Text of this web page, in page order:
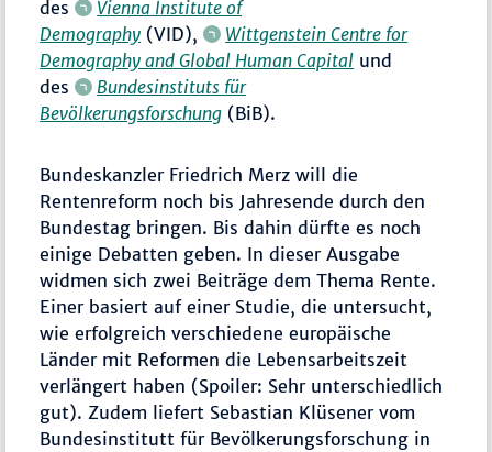
des
Vienna Institute of
Demography (VID),
Wittgenstein Centre for
Demography and Global Human Capital und
des
Bundesinstituts für
Bevölkerungsforschung (BiB).
Bundeskanzler Friedrich Merz will die
Rentenreform noch bis Jahresende durch den
Bundestag bringen. Bis dahin dürfte es noch
einige Debatten geben. In dieser Ausgabe
widmen sich zwei Beiträge dem Thema Rente.
Einer basiert auf einer Studie, die untersucht,
wie erfolgreich verschiedene europäische
Länder mit Reformen die Lebensarbeitszeit
verlängert haben (Spoiler: Sehr unterschiedlich
gut). Zudem liefert Sebastian Klüsener vom
Bundesinstitutt für Bevölkerungsforschung in